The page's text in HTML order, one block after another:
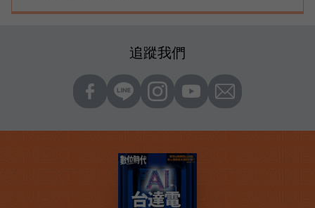
追蹤我們